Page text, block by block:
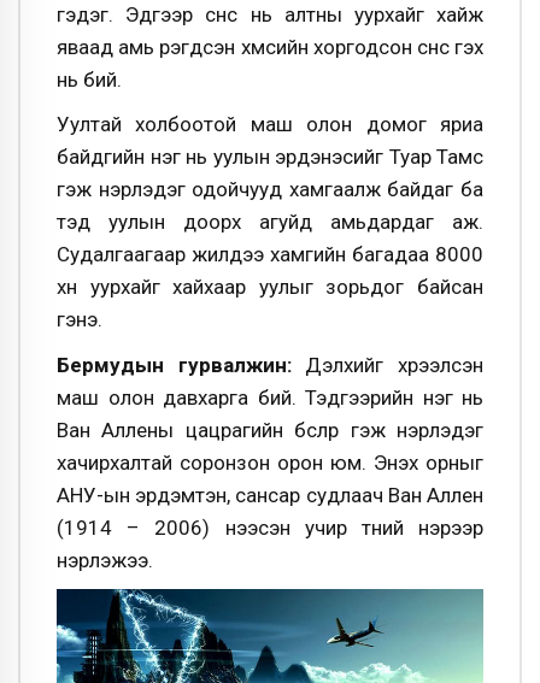
гэдэг. Эдгээр сүнс нь алтны уурхайг хайж
яваад амь үрэгдсэн хүмүүсийн хоргодсон сүнс гэх
нь бий.
Уултай холбоотой маш олон домог яриа
байдгийн нэг нь уулын эрдэнэсийг Туар Тамс
гэж нэрлэдэг одойчууд хамгаалж байдаг ба
тэд уулын доорх агуйд амьдардаг аж.
Судалгаагаар жилдээ хамгийн багадаа 8000
хүн уурхайг хайхаар уулыг зорьдог байсан
гэнэ.
Бермудын гурвалжин:Дэлхийг хүрээлсэн
маш олон давхарга бий. Тэдгээрийн нэг нь
Ван Аллены цацрагийн бүслүүр гэж нэрлэдэг
хачирхалтай соронзон орон юм. Энэхүү орныг
АНУ-ын эрдэмтэн, сансар судлаач Ван Аллен
(1914 – 2006) нээсэн учир түүний нэрээр
нэрлэжээ.